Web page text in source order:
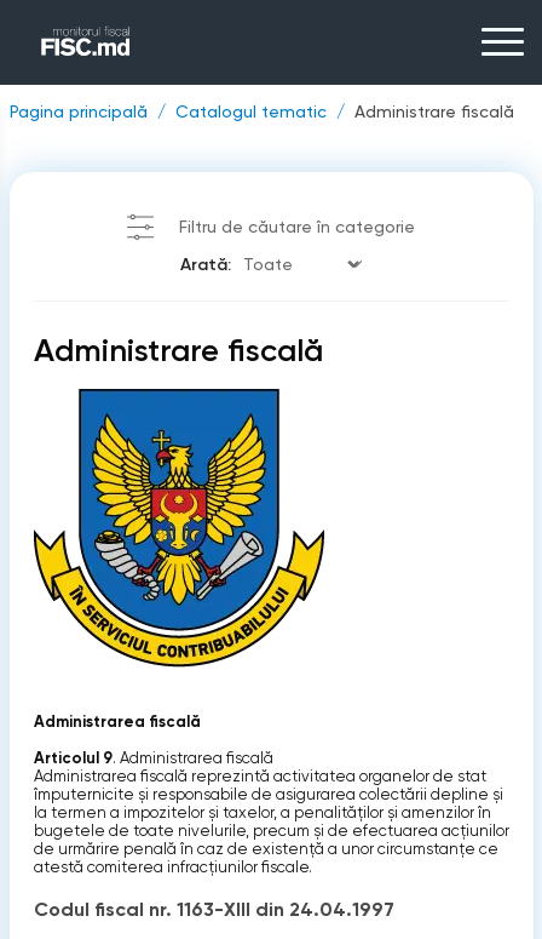
Pagina principală Catalogul tematic Administrare fiscală
Filtru de căutare în categorie
Arată:
Administrare fiscală
Administrarea fiscală
Articolul 9. Administrarea fiscală
Administrarea fiscală reprezintă activitatea organelor de stat
împuternicite şi responsabile de asigurarea colectării depline şi
la termen a impozitelor şi taxelor, a penalităţilor şi amenzilor în
bugetele de toate nivelurile, precum şi de efectuarea acţiunilor
de urmărire penală în caz de existenţă a unor circumstanţe ce
atestă comiterea infracţiunilor fiscale.
Codul fiscal nr. 1163-XIII din 24.04.1997